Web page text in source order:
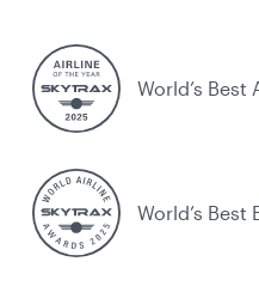
World’s Best
World’s Best